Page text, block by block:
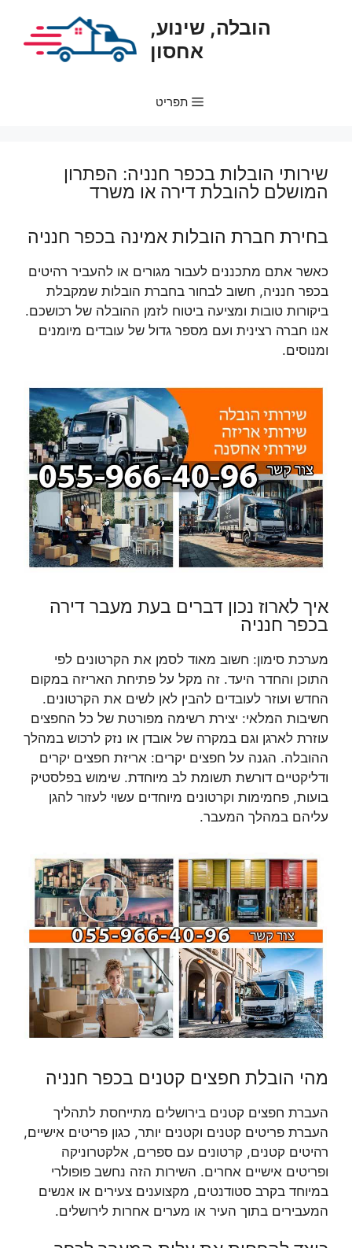
הובלה, שינוע,
אחסון
תפריט
שירותי הובלות בכפר חנניה: הפתרון
המושלם להובלת דירה או משרד
בחירת חברת הובלות אמינה בכפר חנניה
כאשר אתם מתכננים לעבור מגורים או להעביר רהיטים
בכפר חנניה, חשוב לבחור בחברת הובלות שמקבלת
ביקורות טובות ומציעה ביטוח לזמן ההובלה של רכושכם.
אנו חברה רצינית ועם מספר גדול של עובדים מיומנים
ומנוסים.
איך לארוז נכון דברים בעת מעבר דירה
בכפר חנניה
מערכת סימון: חשוב מאוד לסמן את הקרטונים לפי
התוכן והחדר היעד. זה מקל על פתיחת האריזה במקום
החדש ועוזר לעובדים להבין לאן לשים את הקרטונים.
חשיבות המלאי: יצירת רשימה מפורטת של כל החפצים
עוזרת לארגן וגם במקרה של אובדן או נזק לרכוש במהלך
ההובלה. הגנה על חפצים יקרים: אריזת חפצים יקרים
ודליקטיים דורשת תשומת לב מיוחדת. שימוש בפלסטיק
בועות, פחמימות וקרטונים מיוחדים עשוי לעזור להגן
עליהם במהלך המעבר.
מהי הובלת חפצים קטנים בכפר חנניה
העברת חפצים קטנים בירושלים מתייחסת לתהליך
העברת פריטים קטנים וקטנים יותר, כגון פריטים אישיים,
רהיטים קטנים, קרטונים עם ספרים, אלקטרוניקה
ופריטים אישיים אחרים. השירות הזה נחשב פופולרי
במיוחד בקרב סטודנטים, מקצוענים צעירים או אנשים
המעבירים בתוך העיר או מערים אחרות לירושלים.